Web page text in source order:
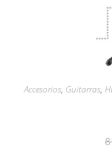
Accesorios, Guitarras,